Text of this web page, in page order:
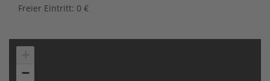
Freier Eintritt: 0 €
−